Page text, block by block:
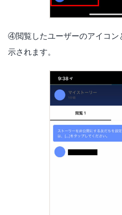
④閲覧したユーザーのアイコン
示されます。